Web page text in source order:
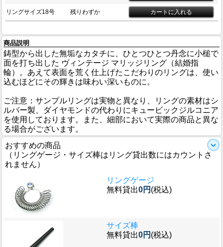
リングサイズ18号 残りわずか
商品説明
鋳型から出した無垢なカタチに、ひとつひとつ丹念に小槌で
面を打ち出した ヴィンテージ マリッジリング（結婚指
輪）。あえて表面を荒く仕上げたこだわりのリングは、使い
込むほどにその輝きは味わい深いものに。
ご注意：サンプルリングは実物と異なり、リングの素材はシ
ルバー製、ダイヤモンドの代わりにキュービックジルコニア
を使用しております。また、細部において実際の商品と異な
る場合がございます。
おすすめの商品
（リングゲージ・サイズ棒はリング貸出数にはカウントさ
れません）
リングゲージ
無料貸出0円 (税込)
サイズ棒
無料貸出0円 (税込)